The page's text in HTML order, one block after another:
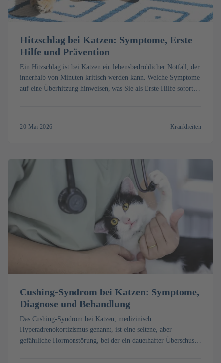
Hitzschlag bei Katzen: Symptome, Erste
Hilfe und Prävention
Ein Hitzschlag ist bei Katzen ein lebensbedrohlicher Notfall, der
innerhalb von Minuten kritisch werden kann. Welche Symptome
auf eine Überhitzung hinweisen, was Sie als Erste Hilfe sofort
20 Mai 2026 Krankheiten
Cushing-Syndrom bei Katzen: Symptome,
Diagnose und Behandlung
Das Cushing-Syndrom bei Katzen, medizinisch
Hyperadrenokortizismus genannt, ist eine seltene, aber
gefährliche Hormonstörung, bei der ein dauerhafter Überschuss